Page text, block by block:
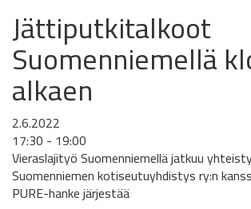
Jättiputkitalkoot
Suomenniemellä
alkaen
2.6.2022
17:30 - 19:00
Vieraslajityö Suomenniemellä jatkuu
Suomenniemen kotiseutuyhdistys ry:n
PURE-hanke järjestää